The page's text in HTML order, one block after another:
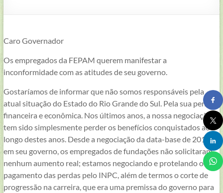
Proteção
Henrique
Roessler
–
FEPAM
–
RS
–
Brasil
Caro Governador
Os empregados da FEPAM querem manifestar a
inconformidade com as atitudes de seu governo.
Gostaríamos de informar que não somos responsáveis pela
atual situação do Estado do Rio Grande do Sul. Pela sua penúria
financeira e econômica. Nos últimos anos, a nossa negociação
tem sido simplesmente perder os benefícios conquistados ao
longo destes anos. Desde a negociação da data-base de 2019, já
em seu governo, os empregados de fundações não solicitaram
nenhum aumento real; estamos negociando e protelando o
pagamento das perdas pelo INPC, além de termos o corte de
progressão na carreira, que era uma premissa do governo para